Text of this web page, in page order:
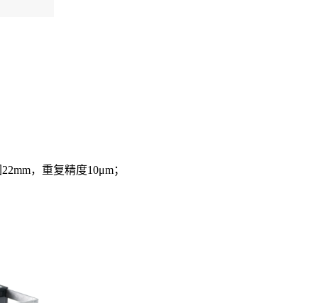
，重复精度10μm；